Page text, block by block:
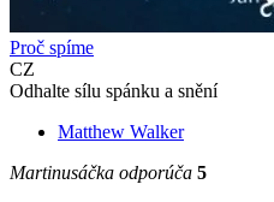
Proč spíme
CZ
Odhalte sílu spánku a snění
Matthew Walker
Martinusáčka odporúča 5